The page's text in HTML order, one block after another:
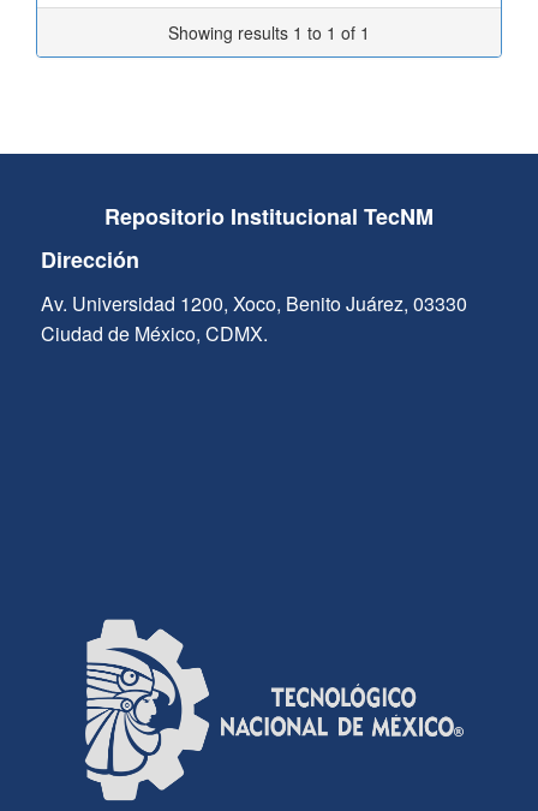
Showing results 1 to 1 of 1
Repositorio Institucional TecNM
Dirección
Av. Universidad 1200, Xoco, Benito Juárez, 03330
Ciudad de México, CDMX.